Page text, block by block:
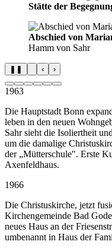
Stätte der
Abschied von
Hamm von Sahr
❚❚ ‹ ›
1963
Die Hauptstadt Bonn
leben in den neuen
Sahr sieht die Isoliertheit
um die damalige
der „Mütterschule". Erste
Axenfeldhaus.
1966
Die Christuskirche, jetzt
Kirchengemeinde Bad
neues Haus an der
umbenannt in Haus der